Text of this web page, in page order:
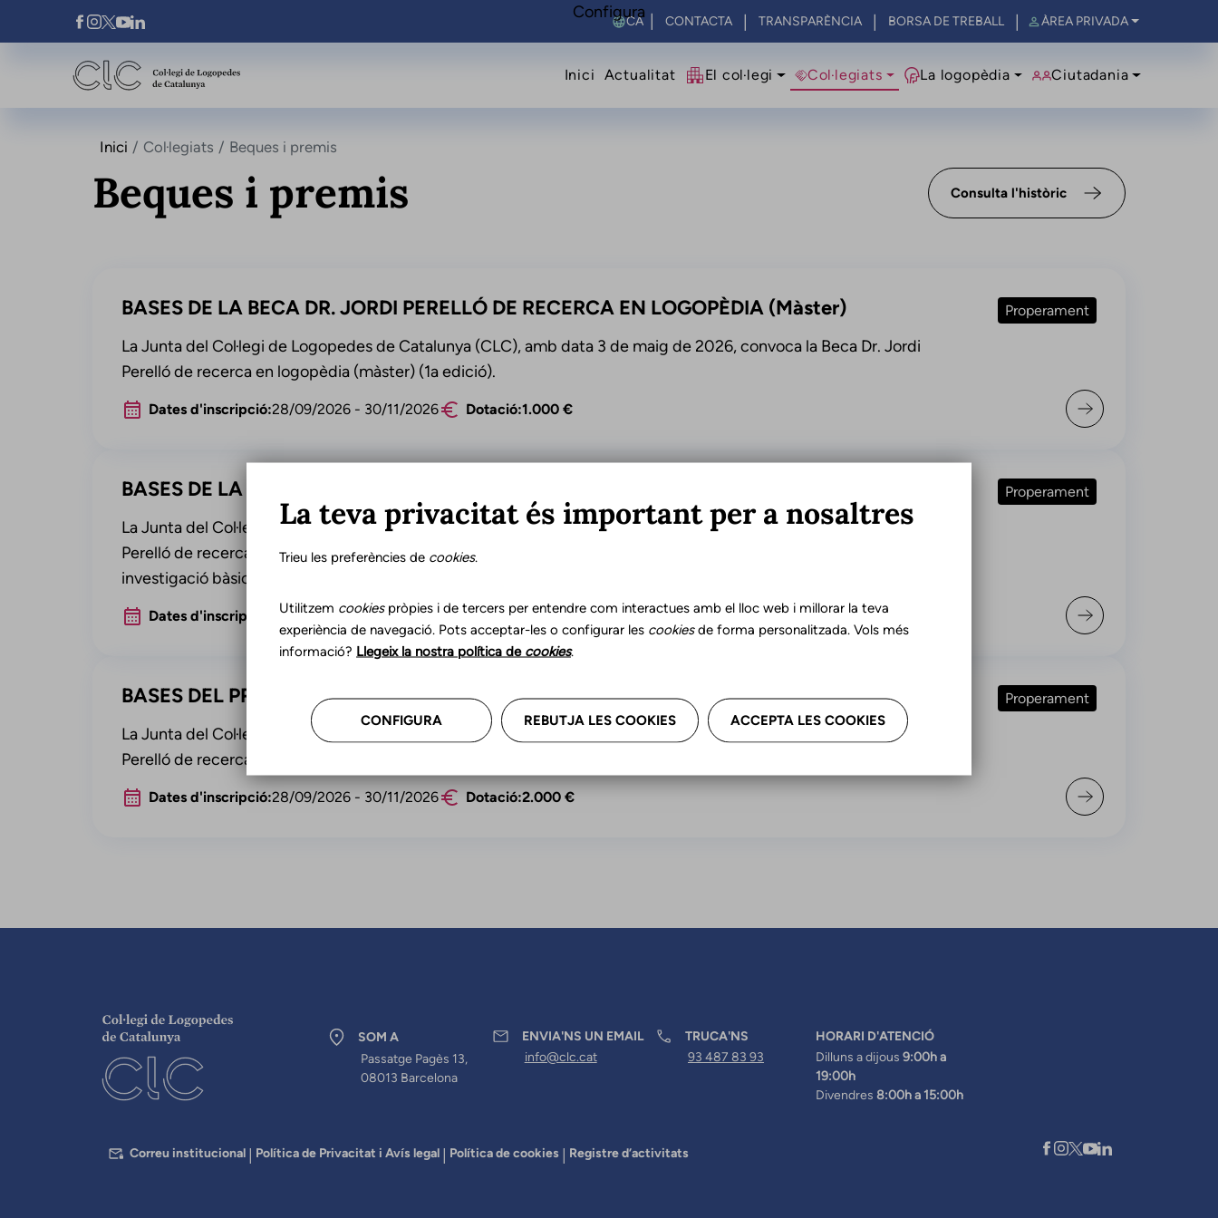
Vés al contingut
Xarxes Socials Select your language
CONTACTA TRANSPARÈNCIA BORSA DE TREBALL ÀREA PRIVADA
Navegació principal
Inici Actualitat El col·legi Col·legiats La logopèdia Ciutadania
Inici Col·legiats Beques i premis
Beques i premis Consulta l'històric
BASES DE LA BECA DR. JORDI PERELLÓ DE RECERCA EN LOGOPÈDIA (Màster) Properament
La Junta del Col·legi de Logopedes de Catalunya (CLC), amb data 3 de maig de 2026, convoca la Beca Dr. Jordi
Perelló de recerca en logopèdia (màster) (1a edició).
Dates d'inscripció:28/09/2026 - 30/11/2026 Dotació:1.000 €
BASES DE LA BECA DR. JORDI PERELLÓ DE RECERCA EN LOGOPÈDIA (Doctorat) Properament
La Junta del Col·legi de Logopedes de Catalunya (CLC), amb data 3 de maig de 2026, convoca la Beca Dr. Jordi
Perelló de recerca en logopèdia (doctorat) (1a edició). L'objectiu d'aquesta beca és promoure i donar suport a la
investigació bàsica i aplicada al camp de la logopèdia a Catalunya.
Dates d'inscripció: 28/09/2026-30/11/2026 Dotació:2.000 €
BASES DEL PREMI CATHERINE PERELLÓ DE RECERCA EN LOGOPÈDIA Properament
La Junta del Col·legi de Logopedes de Catalunya (CLC), amb data 3 de maig de 2026, convoca el Premi Catherine
Perelló de recerca en logopèdia (1a edició).
Dates d'inscripció:28/09/2026 - 30/11/2026 Dotació:2.000 €
SOM A
Passatge Pagès 13,
08013 Barcelona
ENVIA'NS UN EMAIL
info@clc.cat
TRUCA'NS
93 487 83 93
HORARI D'ATENCIÓ
Dilluns a dijous 9:00h a
19:00h
Divendres 8:00h a 15:00h
PEUCorreu institucional Política de Privacitat i Avís legal Política de cookies Registre d’activitats
Configura
La teva privacitat és important per a nosaltres
Trieu les preferències de cookies.
Utilitzem cookiespròpies i de tercers per entendre com interactues amb el lloc web i millorar la teva
experiència de navegació. Pots acceptar-les o configurar les cookiesde forma personalitzada. Vols més
informació? Llegeix la nostra política de cookies.
CONFIGURA REBUTJA LES COOKIES ACCEPTA LES COOKIES